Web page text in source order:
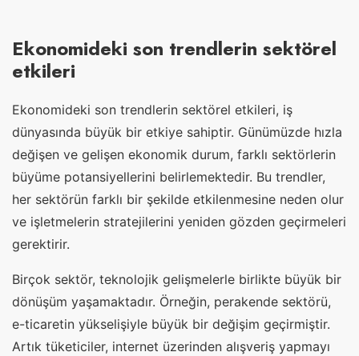
Ekonomideki son trendlerin sektörel
etkileri
Ekonomideki son trendlerin sektörel etkileri, iş
dünyasında büyük bir etkiye sahiptir. Günümüzde hızla
değişen ve gelişen ekonomik durum, farklı sektörlerin
büyüme potansiyellerini belirlemektedir. Bu trendler,
her sektörün farklı bir şekilde etkilenmesine neden olur
ve işletmelerin stratejilerini yeniden gözden geçirmeleri
gerektirir.
Birçok sektör, teknolojik gelişmelerle birlikte büyük bir
dönüşüm yaşamaktadır. Örneğin, perakende sektörü,
e-ticaretin yükselişiyle büyük bir değişim geçirmiştir.
Artık tüketiciler, internet üzerinden alışveriş yapmayı